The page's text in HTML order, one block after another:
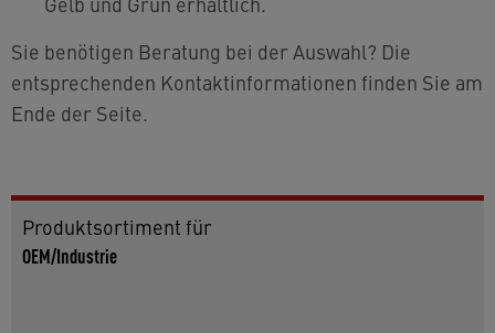
Sie benötigen Beratung bei der Auswahl? Die
entsprechenden Kontaktinformationen finden Sie am
Ende der Seite.
Produktsortiment für
OEM/Industrie